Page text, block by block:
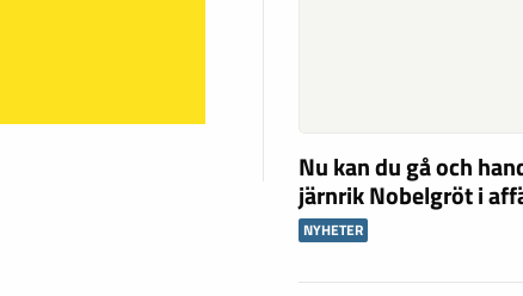
Nu kan du gå och
järnrik Nobelgröt i
NYHETER